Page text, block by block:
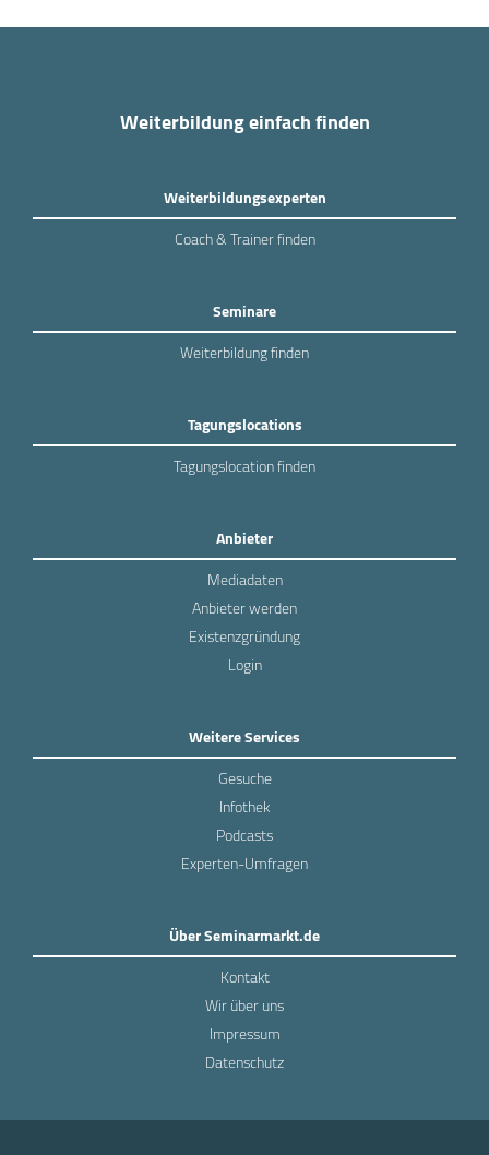
Weiterbildung einfach finden
Weiterbildungsexperten
Coach & Trainer finden
Seminare
Weiterbildung finden
Tagungslocations
Tagungslocation finden
Anbieter
Mediadaten
Anbieter werden
Existenzgründung
Login
Weitere Services
Gesuche
Infothek
Podcasts
Experten-Umfragen
Über Seminarmarkt.de
Kontakt
Wir über uns
Impressum
Datenschutz